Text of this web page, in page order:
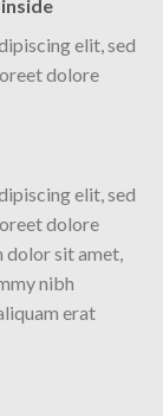
elit, sed
dolore
elit, sed
dolore
sit amet,
nibh
erat